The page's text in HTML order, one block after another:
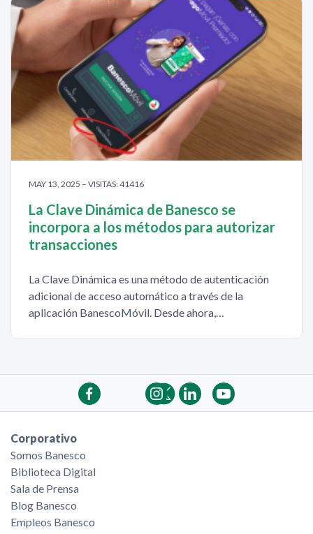
MAY 13, 2025 – VISITAS: 41416
La Clave Dinámica de Banesco se
incorpora a los métodos para autorizar
transacciones
La Clave Dinámica es una método de autenticación
adicional de acceso automático a través de la
aplicación BanescoMóvil. Desde ahora,…
Corporativo
Somos Banesco
Biblioteca Digital
Sala de Prensa
Blog Banesco
Empleos Banesco